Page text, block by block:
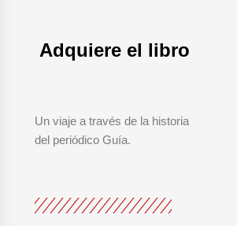
Adquiere el libro
Un viaje a través de la historia
del periódico Guía.